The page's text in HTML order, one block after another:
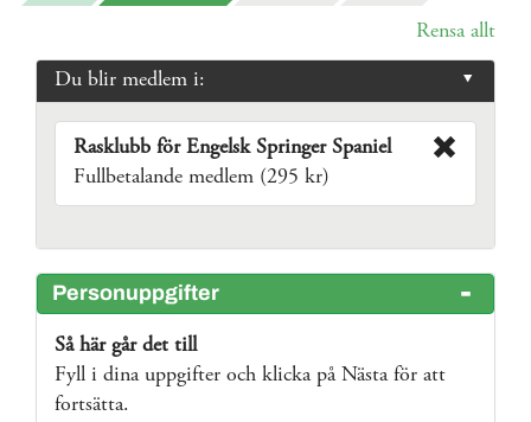
Rensa allt
Du blir medlem i:
Rasklubb för Engelsk Springer Spaniel
Fullbetalande medlem (295 kr)
Personuppgifter
Så här går det till
Fyll i dina uppgifter och klicka på Nästa för att
fortsätta.